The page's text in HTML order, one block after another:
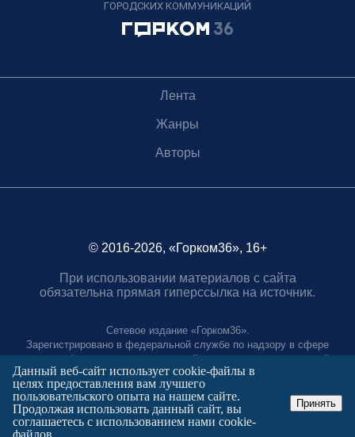
ГОРОДСКИХ КОММУНИКАЦИЙ
Лента
Жанры
Авторы
© 2016-2026, «Горком36», 16+
При использовании материалов с сайта
обязательна прямая гиперссылка на источник.
Сетевое издание «Горком36».
Зарегистрировано в федеральной службе по надзору в сфере
связи, информационных технологий и массовых коммуникаций.
Регистрационный номер ЭЛ № ФС77-88966 от 21 января 2025 г.
Учредитель: Муниципальное автономное учреждение "Агентство
городских коммуникаций"
Главный редактор:
Полтаев Герман Вахаевич.
Данный веб-сайт использует cookie-файлы в
целях предоставления вам лучшего
пользовательского опыта на нашем сайте.
Продолжая использовать данный сайт, вы
соглашаетесь с использованием нами cookie-
файлов.
Принять